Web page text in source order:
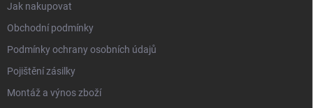
Jak nakupovat
Obchodní podmínky
Podmínky ochrany osobních údajů
Pojištění zásilky
Montáž a výnos zboží